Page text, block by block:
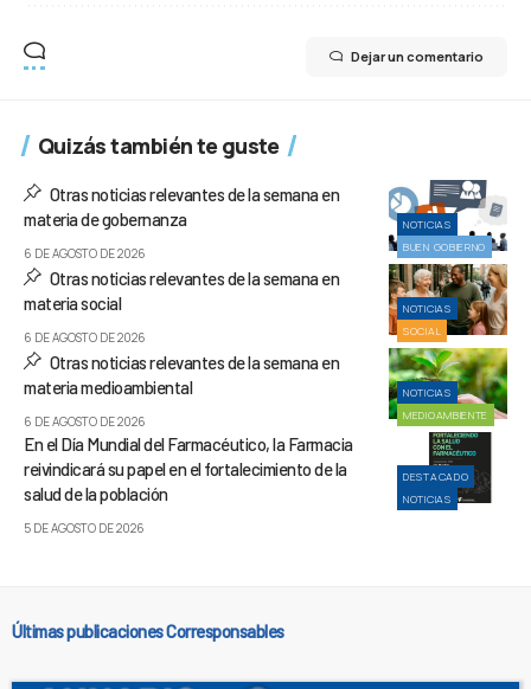
Dejar un comentario
Quizás también te guste
NOTICIAS
BUEN GOBIERNO
Otras noticias relevantes de la semana en
materia de gobernanza
6 DE AGOSTO DE 2026
NOTICIAS
SOCIAL
Otras noticias relevantes de la semana en
materia social
6 DE AGOSTO DE 2026
NOTICIAS
MEDIOAMBIENTE
Otras noticias relevantes de la semana en
materia medioambiental
6 DE AGOSTO DE 2026
DESTACADO
NOTICIAS
En el Día Mundial del Farmacéutico, la Farmacia
reivindicará su papel en el fortalecimiento de la
salud de la población
5 DE AGOSTO DE 2026
Últimas publicaciones Corresponsables